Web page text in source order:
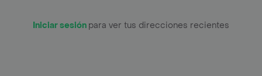
Iniciar sesión para ver tus direcciones recientes